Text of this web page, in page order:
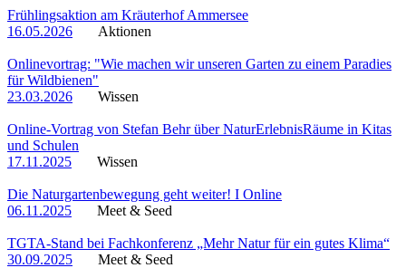
Frühlingsaktion am Kräuterhof Ammersee
16.05.2026
Aktionen
Onlinevortrag: "Wie machen wir unseren Garten zu einem Paradies
für Wildbienen"
23.03.2026
Wissen
Online-Vortrag von Stefan Behr über NaturErlebnisRäume in Kitas
und Schulen
17.11.2025
Wissen
Die Naturgartenbewegung geht weiter! I Online
06.11.2025
Meet & Seed
TGTA-Stand bei Fachkonferenz „Mehr Natur für ein gutes Klima“
30.09.2025
Meet & Seed